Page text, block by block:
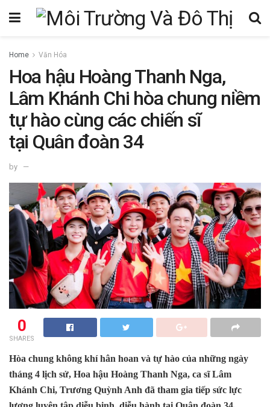
Home Văn Hóa
Hoa hậu Hoàng Thanh Nga,
Lâm Khánh Chi hòa chung niềm
tự hào cùng các chiến sĩ
tại Quân đoàn 34
by
0
SHARES
Hòa chung không khí hân hoan và tự hào của những ngày
tháng 4 lịch sử, Hoa hậu Hoàng Thanh Nga, ca sĩ Lâm
Khánh Chi, Trương Quỳnh Anh đã tham gia tiếp sức lực